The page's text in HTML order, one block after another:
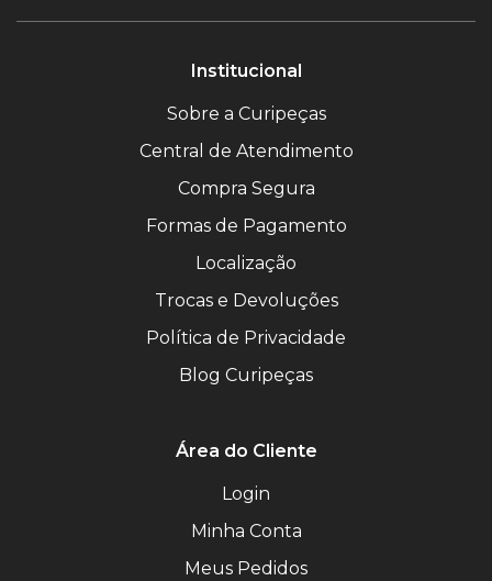
Institucional
Sobre a Curipeças
Central de Atendimento
Compra Segura
Formas de Pagamento
Localização
Trocas e Devoluções
Política de Privacidade
Blog Curipeças
Área do Cliente
Login
Minha Conta
Meus Pedidos